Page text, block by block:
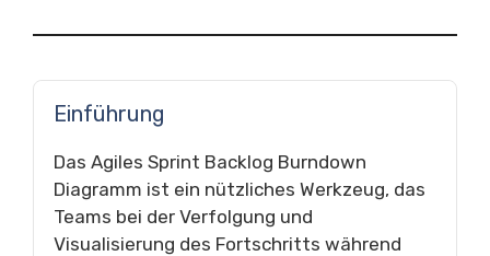
Einführung
Das Agiles Sprint Backlog Burndown
Diagramm ist ein nützliches Werkzeug, das
Teams bei der Verfolgung und
Visualisierung des Fortschritts während